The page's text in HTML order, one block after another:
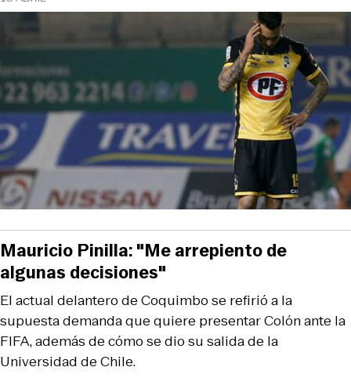
El actual delantero de Coquimbo se refirió a la
supuesta demanda que quiere presentar Colón ante la
FIFA, además de cómo se dio su salida de la
Universidad de Chile.
Mauricio Pinilla: "Me arrepiento de
algunas decisiones"